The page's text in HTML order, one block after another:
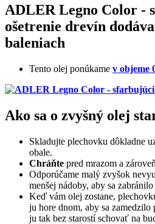
ADLER Legno Color -
ošetrenie drevín
baleniach
Tento olej ponúkame v objeme
Ako sa o zvyšný olej
Skladujte plechovku dôkladne
obale.
Chráňte pred mrazom a
Odporúčame malý zvyšok
menšej nádoby, aby sa
Keď vám olej zostane,
ju hore dnom, aby sa
ju tak bez starostí schovať na